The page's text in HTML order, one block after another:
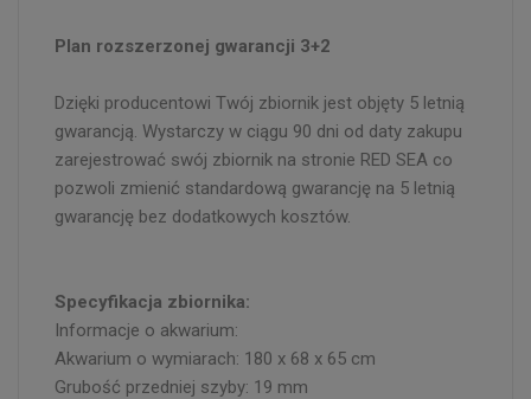
Plan rozszerzonej gwarancji 3+2
Dzięki producentowi Twój zbiornik jest objęty 5 letnią
gwarancją. Wystarczy w ciągu 90 dni od daty zakupu
zarejestrować swój zbiornik na stronie RED SEA co
pozwoli zmienić standardową gwarancję na 5 letnią
gwarancję bez dodatkowych kosztów.
Specyfikacja zbiornika:
Informacje o akwarium:
Akwarium o wymiarach: 180 x 68 x 65 cm
Grubość przedniej szyby: 19 mm